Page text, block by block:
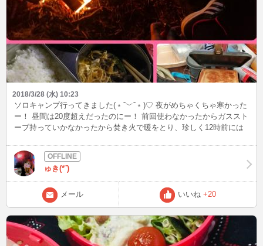
2018/3/28 (水) 10:23
ソロキャンプ行ってきました(﹡ˆ﹀ˆ﹡)♡ 夜がめちゃくちゃ寒かった
ー！ 昼間は20度超えだったのにー！ 前回使わなかったからガススト
ーブ持っていかなかったから焚き火で暖をとり、珍しく12時前には
行くので顔の写真ではないけど、焚き火と夕飯、朝食の写真です！
来週か再来週はお花見キャンプ行けるかなー？？
ゅき(*¨)
メール いいね +20